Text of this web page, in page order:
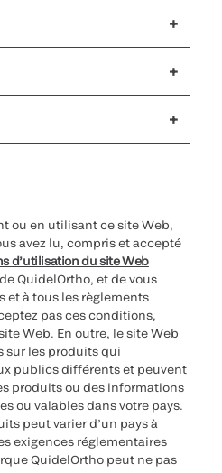
ou en utilisant ce site Web,
avez lu, compris et accepté
d’utilisation du site Web
de QuidelOrtho, et de vous
et à tous les règlements
pas ces conditions,
Web. En outre, le site Web
sur les produits qui
publics différents et peuvent
produits ou des informations
ou valables dans votre pays.
peut varier d’un pays à
exigences réglementaires
QuidelOrtho peut ne pas